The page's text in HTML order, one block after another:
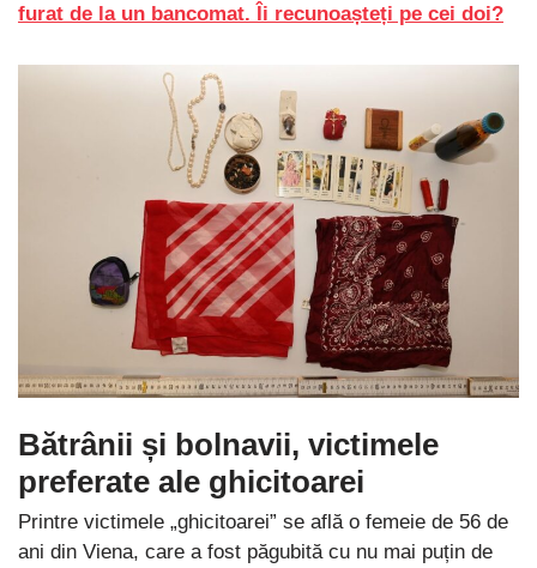
furat de la un bancomat. Îi recunoașteți pe cei doi?
Bătrânii și bolnavii, victimele
preferate ale ghicitoarei
Printre victimele „ghicitoarei” se află o femeie de 56 de
ani din Viena, care a fost păgubită cu nu mai puțin de